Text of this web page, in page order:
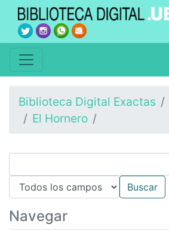
Biblioteca Digital Exactas
El Hornero
Navegar